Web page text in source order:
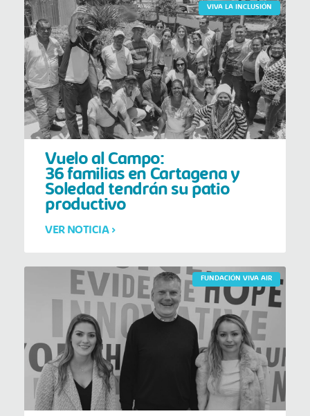
VIVA LA INCLUSIÓN
Vuelo al Campo:
36 familias en Cartagena y
Soledad tendrán su patio
productivo
VER NOTICIA >
FUNDACIÓN VIVA AIR